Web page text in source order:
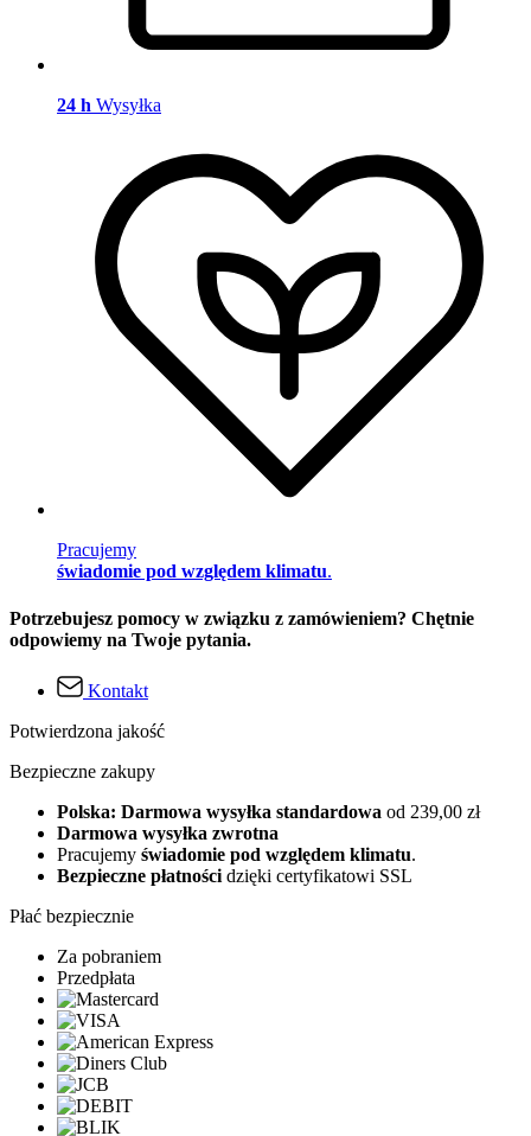
24 h Wysyłka
Pracujemy
świadomie pod względem klimatu.
Potrzebujesz pomocy w związku z zamówieniem? Chętnie
odpowiemy na Twoje pytania.
Kontakt
Potwierdzona jakość
Bezpieczne zakupy
Polska: Darmowa wysyłka standardowa od 239,00 zł
Darmowa wysyłka zwrotna
Pracujemy świadomie pod względem klimatu.
Bezpieczne płatności dzięki certyfikatowi SSL
Płać bezpiecznie
Za pobraniem
Przedpłata